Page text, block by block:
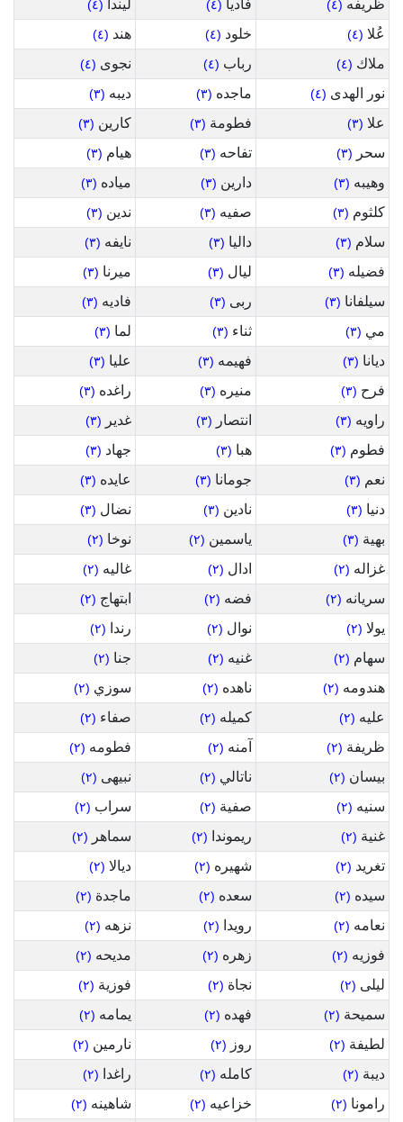
ظريفه (٤) فاديا (٤) ليندا (٤)
عُلا (٤) خلود (٤) هند (٤)
ملاك (٤) رباب (٤) نجوى (٤)
نور الهدى (٤) ماجده (٣) ديبه (٣)
علا (٣) فطومة (٣) كارين (٣)
سحر (٣) تفاحه (٣) هيام (٣)
وهيبه (٣) دارين (٣) مياده (٣)
كلثوم (٣) صفيه (٣) ندين (٣)
سلام (٣) داليا (٣) نايفه (٣)
فضيله (٣) ليال (٣) ميرنا (٣)
سيلفانا (٣) ربى (٣) فاديه (٣)
مي (٣) ثناء (٣) لما (٣)
ديانا (٣) فهيمه (٣) عليا (٣)
فرح (٣) منيره (٣) راغده (٣)
راويه (٣) انتصار (٣) غدير (٣)
فطوم (٣) هبا (٣) جهاد (٣)
نعم (٣) جومانا (٣) عايده (٣)
دنيا (٣) نادين (٣) نضال (٣)
بهية (٣) ياسمين (٢) نوخا (٢)
غزاله (٢) ادال (٢) غاليه (٢)
سريانه (٢) فضه (٢) ابتهاج (٢)
يولا (٢) نوال (٢) رندا (٢)
سهام (٢) غنيه (٢) جنا (٢)
هندومه (٢) ناهده (٢) سوزي (٢)
عليه (٢) كميله (٢) صفاء (٢)
ظريفة (٢) آمنه (٢) فطومه (٢)
بيسان (٢) ناتالي (٢) نبيهى (٢)
سنيه (٢) صفية (٢) سراب (٢)
غنية (٢) ريموندا (٢) سماهر (٢)
تغريد (٢) شهيره (٢) ديالا (٢)
سيده (٢) سعده (٢) ماجدة (٢)
نعامه (٢) رويدا (٢) نزهه (٢)
فوزيه (٢) زهره (٢) مديحه (٢)
ليلى (٢) نجاة (٢) فوزية (٢)
سميحة (٢) فهده (٢) يمامه (٢)
لطيفة (٢) روز (٢) نارمين (٢)
ديبة (٢) كامله (٢) راغدا (٢)
رامونا (٢) خزاعيه (٢) شاهينه (٢)